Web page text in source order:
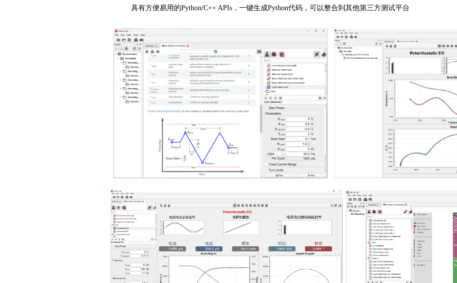
具有方便易用的Python/C++ APIs，一键生成Python代码，可以整合到其他第三方测试平台